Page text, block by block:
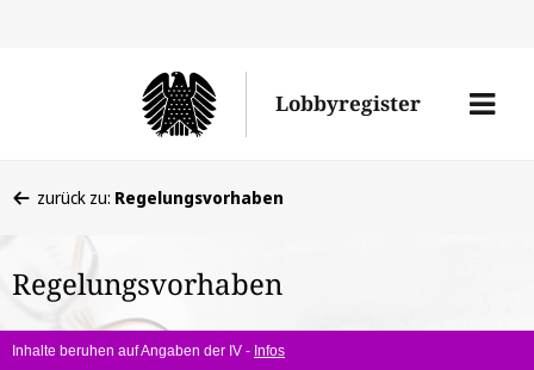
Lobbyregister
Menü
befinden
hier:
zurück zu: Regelungsvorhaben
Regelungsvorhaben
Inhalte beruhen auf Angaben der IV - Infos